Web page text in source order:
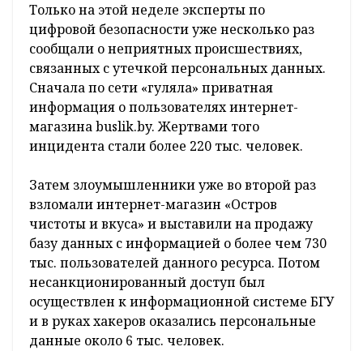
Только на этой неделе эксперты по
цифровой безопасности уже несколько раз
сообщали о неприятных происшествиях,
связанных с утечкой персональных данных.
Сначала по сети «гуляла» приватная
информация о пользователях интернет-
магазина buslik.by. Жертвами того
инцидента стали более 220 тыс. человек.
Затем злоумышленники уже во второй раз
взломали интернет-магазин «Остров
чистоты и вкуса» и выставили на продажу
базу данных с информацией о более чем 730
тыс. пользователей данного ресурса. Потом
несанкционированный доступ был
осуществлен к информационной системе БГУ
и в руках хакеров оказались персональные
данные около 6 тыс. человек.